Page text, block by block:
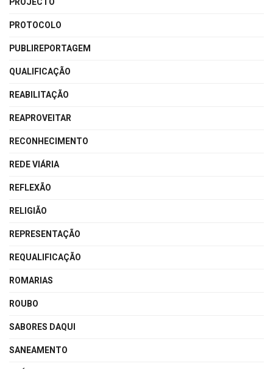
PROTOCOLO
PUBLIREPORTAGEM
QUALIFICAÇÃO
REABILITAÇÃO
REAPROVEITAR
RECONHECIMENTO
REDE VIÁRIA
REFLEXÃO
RELIGIÃO
REPRESENTAÇÃO
REQUALIFICAÇÃO
ROMARIAS
ROUBO
SABORES DAQUI
SANEAMENTO